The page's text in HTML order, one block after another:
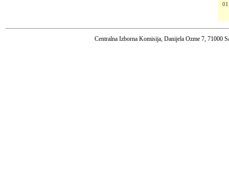
Centralna Izborna Komisija, Danijela Ozme 7, 71000